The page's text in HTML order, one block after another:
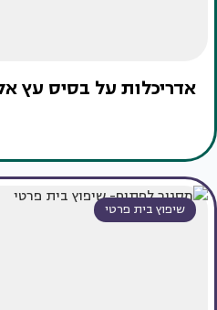
אדריכלות על בסיס עץ
שיפוץ בית פרטי